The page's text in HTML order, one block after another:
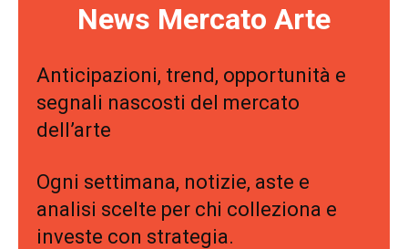
News Mercato Arte
Anticipazioni, trend, opportunità e
segnali nascosti del mercato
dell’arte
Ogni settimana, notizie, aste e
analisi scelte per chi colleziona e
investe con strategia.